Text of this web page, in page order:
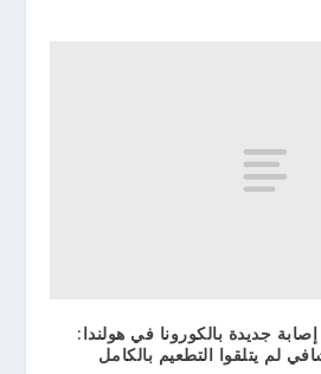
الإبلاغ اليوم عن 1146 إصابة جديدة بالكورونا في هولندا:
لم يتلقوا التطعيم بالكامل